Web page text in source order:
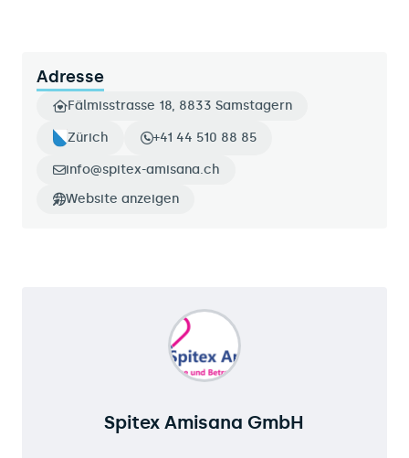
Adresse
Fälmisstrasse 18, 8833 Samstagern
Zürich +41 44 510 88 85
info@spitex-amisana.ch
Website anzeigen
Spitex Amisana GmbH